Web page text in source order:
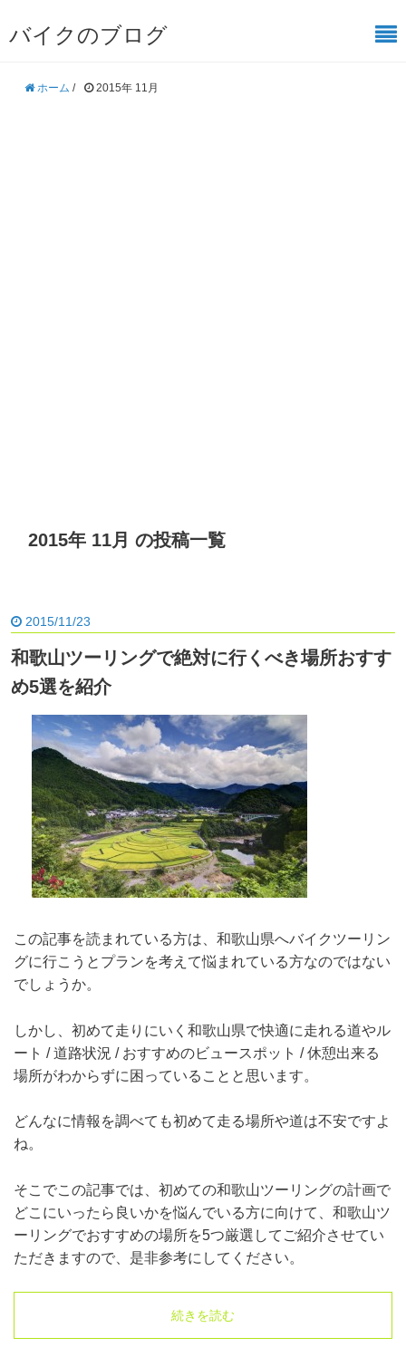
バイクのブログ
ホーム / 2015年 11月
2015年 11月 の投稿一覧
2015/11/23
和歌山ツーリングで絶対に行くべき場所おすす
め5選を紹介
この記事を読まれている方は、和歌山県へバイクツーリン
グに行こうとプランを考えて悩まれている方なのではない
でしょうか。
しかし、初めて走りにいく和歌山県で快適に走れる道やル
ート / 道路状況 / おすすめのビュースポット / 休憩出来る
場所がわからずに困っていることと思います。
どんなに情報を調べても初めて走る場所や道は不安ですよ
ね。
そこでこの記事では、初めての和歌山ツーリングの計画で
どこにいったら良いかを悩んでいる方に向けて、和歌山ツ
ーリングでおすすめの場所を5つ厳選してご紹介させてい
ただきますので、是非参考にしてください。
続きを読む